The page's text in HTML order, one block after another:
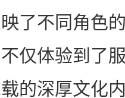
了不同角色
仅体验到了
的深厚文化